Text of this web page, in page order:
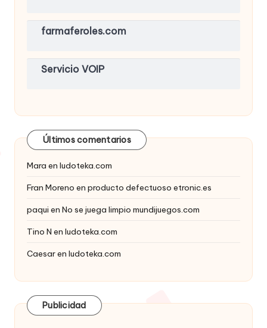
farmaferoles.com
Servicio VOIP
Últimos comentarios
Mara en ludoteka.com
Fran Moreno en producto defectuoso etronic.es
paqui en No se juega limpio mundijuegos.com
Tino N en ludoteka.com
Caesaren ludoteka.com
Publicidad